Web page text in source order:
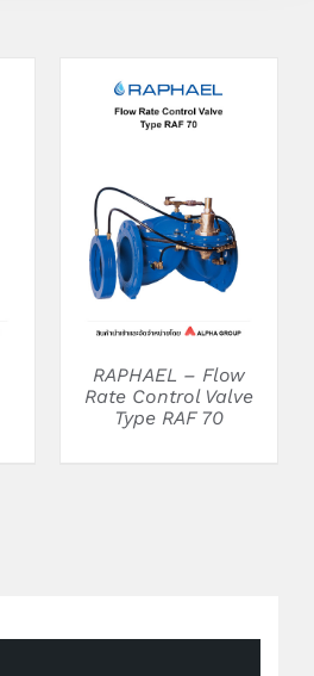
DETAILS
RAPHAEL – Flow
Rate Control Valve
Type RAF 70